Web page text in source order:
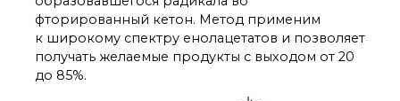
фторированный кетон. Метод применим
к широкому спектру енолацетатов и позволяет
получать желаемые продукты с выходом от 20
до 85%.